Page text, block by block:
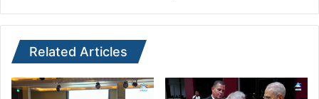
Related Articles